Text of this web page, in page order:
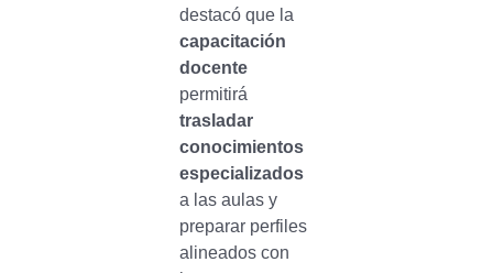
destacó que la
capacitación
docente
permitirá
trasladar
conocimientos
especializados
a las aulas y
preparar perfiles
alineados con